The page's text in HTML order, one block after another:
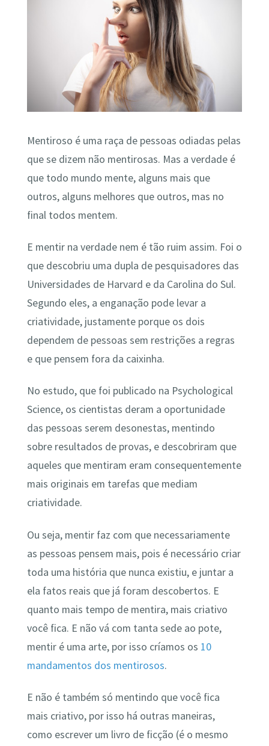
Mentiroso é uma raça de pessoas odiadas pelas
que se dizem não mentirosas. Mas a verdade é
que todo mundo mente, alguns mais que
outros, alguns melhores que outros, mas no
final todos mentem.
E mentir na verdade nem é tão ruim assim. Foi o
que descobriu uma dupla de pesquisadores das
Universidades de Harvard e da Carolina do Sul.
Segundo eles, a enganação pode levar a
criatividade, justamente porque os dois
dependem de pessoas sem restrições a regras
e que pensem fora da caixinha.
No estudo, que foi publicado na Psychological
Science, os cientistas deram a oportunidade
das pessoas serem desonestas, mentindo
sobre resultados de provas, e descobriram que
aqueles que mentiram eram consequentemente
mais originais em tarefas que mediam
criatividade.
Ou seja, mentir faz com que necessariamente
as pessoas pensem mais, pois é necessário criar
toda uma história que nunca existiu, e juntar a
ela fatos reais que já foram descobertos. E
quanto mais tempo de mentira, mais criativo
você fica. E não vá com tanta sede ao pote,
mentir é uma arte, por isso críamos os 10
mandamentos dos mentirosos.
E não é também só mentindo que você fica
mais criativo, por isso há outras maneiras,
como escrever um livro de ficção (é o mesmo